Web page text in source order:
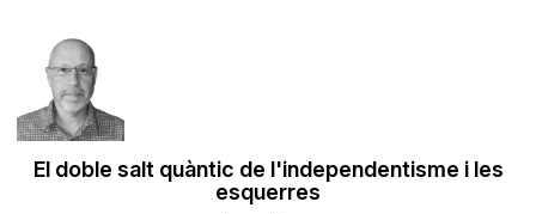
El doble salt quàntic de l'independentisme i les
esquerres